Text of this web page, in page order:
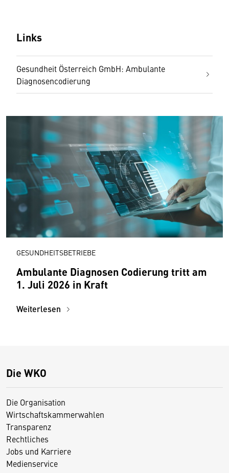
Links
Gesundheit Österreich GmbH: Ambulante
Diagnosencodierung
GESUNDHEITSBETRIEBE
Ambulante Diagnosen Codierung tritt am
1. Juli 2026 in Kraft
Weiterlesen
Die WKO
Die Organisation
Wirtschaftskammerwahlen
Transparenz
Rechtliches
Jobs und Karriere
Medienservice